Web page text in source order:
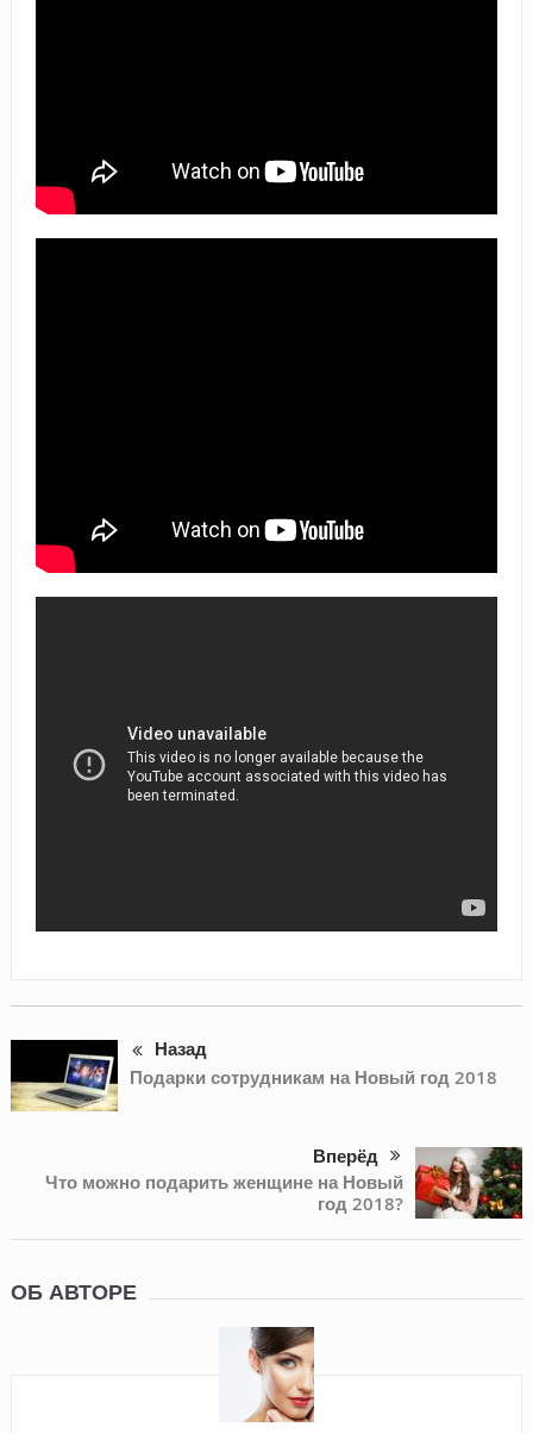
Назад
Подарки сотрудникам на Новый год 2018
Вперёд
Что можно подарить женщине на Новый
год 2018?
ОБ АВТОРЕ